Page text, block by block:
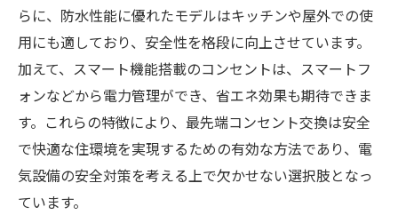
らに、防水性能に優れたモデルはキッチンや屋外での使
用にも適しており、安全性を格段に向上させています。
加えて、スマート機能搭載のコンセントは、スマートフ
ォンなどから電力管理ができ、省エネ効果も期待できま
す。これらの特徴により、最先端コンセント交換は安全
で快適な住環境を実現するための有効な方法であり、電
気設備の安全対策を考える上で欠かせない選択肢となっ
ています。